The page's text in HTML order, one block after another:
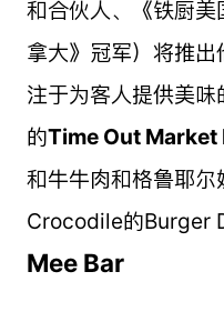
和合伙人、《铁厨
拿大》冠军）将推出
注于为客人提供美
的Time Out Market
和牛牛肉和格鲁耶
Crocodile的Burger
Mee Bar